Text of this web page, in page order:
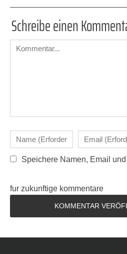
Schreibe einen
Speichere Namen, Email
fur zukunftige kommentare